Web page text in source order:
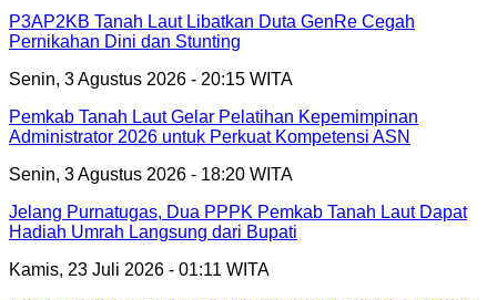
P3AP2KB Tanah Laut Libatkan Duta GenRe Cegah
Pernikahan Dini dan Stunting
Senin, 3 Agustus 2026 - 20:15 WITA
Pemkab Tanah Laut Gelar Pelatihan Kepemimpinan
Administrator 2026 untuk Perkuat Kompetensi ASN
Senin, 3 Agustus 2026 - 18:20 WITA
Jelang Purnatugas, Dua PPPK Pemkab Tanah Laut Dapat
Hadiah Umrah Langsung dari Bupati
Kamis, 23 Juli 2026 - 01:11 WITA